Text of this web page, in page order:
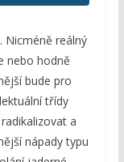
Nicméně reálný
nebo hodně
bude pro
třídy
a
nápady typu